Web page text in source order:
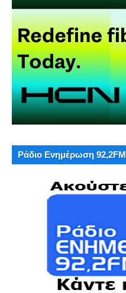
Ράδιο Ενημέρωση 92,2FM